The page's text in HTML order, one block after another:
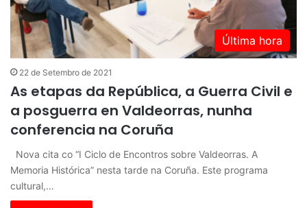
Última hora
22 de Setembro de 2021
As etapas da República, a Guerra Civil e
a posguerra en Valdeorras, nunha
conferencia na Coruña
Nova cita co “I Ciclo de Encontros sobre Valdeorras. A
Memoria Histórica” nesta tarde na Coruña. Este programa
cultural,…